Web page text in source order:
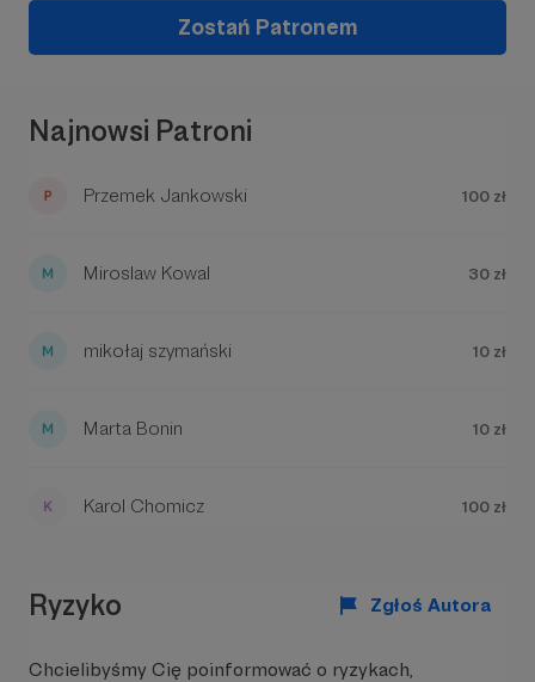
W tym miejscu powinna być zewnętrzna
Aby zobaczyć treść musisz zmienić ustawienia
Zostań Patronem
Najnowsi Patroni
Przemek Jankowski 100 zł
Miroslaw Kowal 30 zł
mikołaj szymański 10 zł
Marta Bonin 10 zł
Karol Chomicz 100 zł
Ryzyko Zgłoś Autora
Chcielibyśmy Cię poinformować o ryzykach,